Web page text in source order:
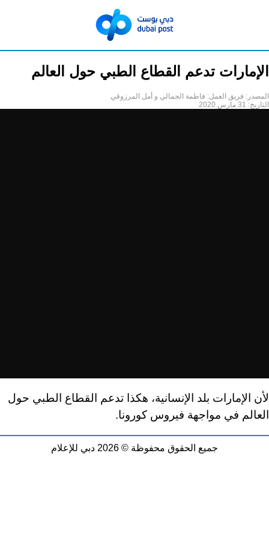
الإمارات تدعم القطاع الطبي حول العالم
المصدر: فريق العمل: فاطمة الجمالي و أمل المرزوقي
التاريخ: 31 مارس 2020
لأن الإمارات بلد الإنسانية، هكذا تدعم القطاع الطبي حول
العالم في مواجهة فيروس كورونا.
جميع الحقوق محفوظة © 2026 دبي للإعلام